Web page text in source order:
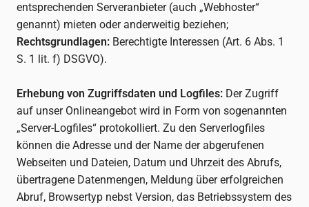
entsprechenden Serveranbieter (auch „Webhoster“
genannt) mieten oder anderweitig beziehen;
Rechtsgrundlagen: Berechtigte Interessen (Art. 6 Abs. 1
S. 1 lit. f) DSGVO).
Erhebung von Zugriffsdaten und Logfiles: Der Zugriff
auf unser Onlineangebot wird in Form von sogenannten
„Server-Logfiles“ protokolliert. Zu den Serverlogfiles
können die Adresse und der Name der abgerufenen
Webseiten und Dateien, Datum und Uhrzeit des Abrufs,
übertragene Datenmengen, Meldung über erfolgreichen
Abruf, Browsertyp nebst Version, das Betriebssystem des